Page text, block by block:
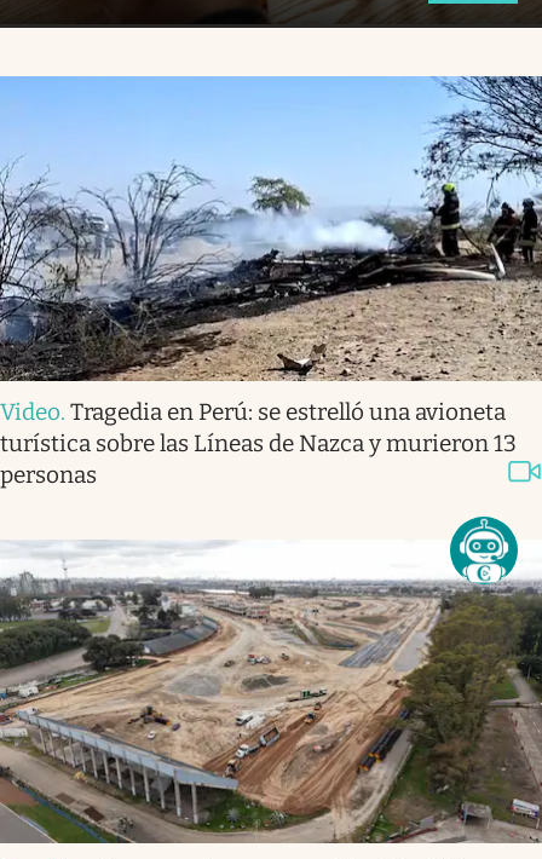
Video. Tragedia en Perú: se estrelló una avioneta
turística sobre las Líneas de Nazca y murieron 13
personas